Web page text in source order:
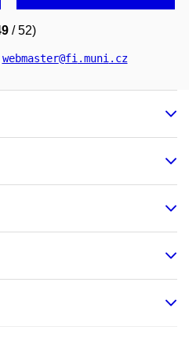
/ 52)
webmaster@fi.muni.cz